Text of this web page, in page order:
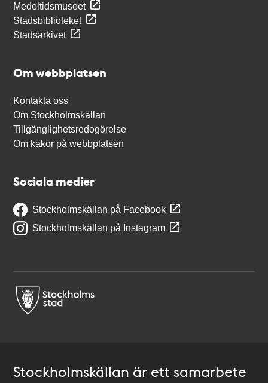
Medeltidsmuseet
Stadsbiblioteket
Stadsarkivet
Om webbplatsen
Kontakta oss
Om Stockholmskällan
Tillgänglighetsredogörelse
Om kakor på webbplatsen
Sociala medier
Stockholmskällan på Facebook
Stockholmskällan på Instagram
Stockholmskällan är ett samarbete